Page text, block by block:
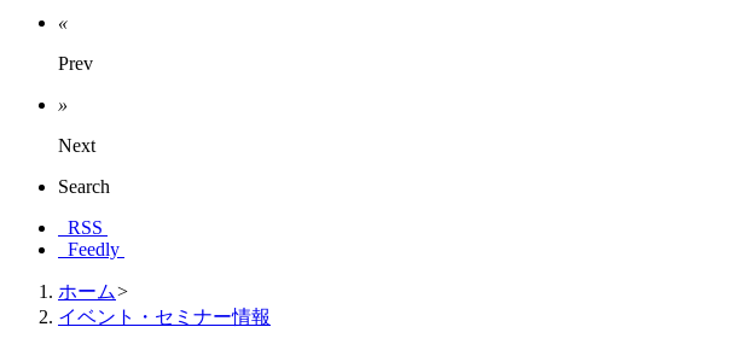
«
Prev
»
Next
Search
RSS
Feedly
ホーム>
イベント・セミナー情報